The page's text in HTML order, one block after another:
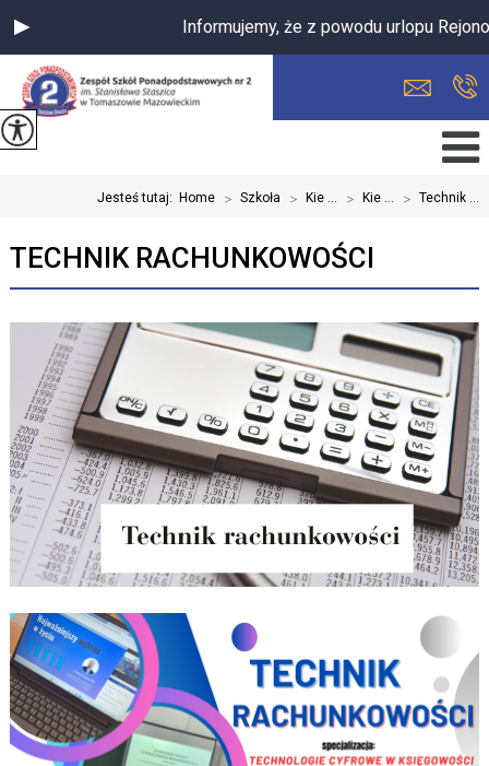
Informujemy, że z powodu urlopu
Jesteś tutaj: Home > Szkoła > Kie ... > Kie ... > Technik ...
TECHNIK RACHUNKOWOŚCI